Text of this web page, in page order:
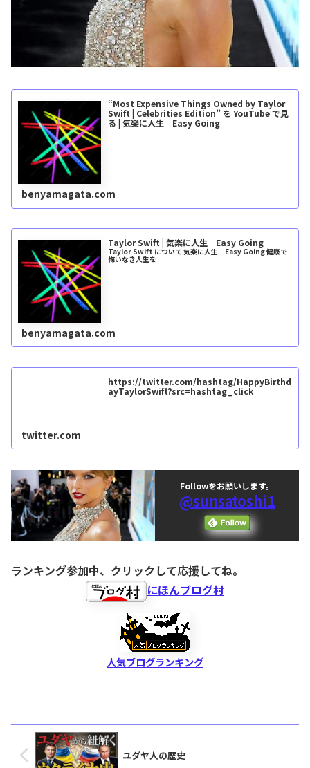
“Most Expensive Things Owned by Taylor
Swift | Celebrities Edition” を YouTube で見
る | 気楽に人生 Easy Going
benyamagata.com
Taylor Swift | 気楽に人生 Easy Going
Taylor Swift について 気楽に人生 Easy Going 健康で
悔いなき人生を
benyamagata.com
https://twitter.com/hashtag/HappyBirthd
ayTaylorSwift?src=hashtag_click
twitter.com
Followをお願いします。
@sunsatoshi1
ランキング参加中、クリックして応援してね。
にほんブログ村
人気ブログランキング
ユダヤ人の歴史